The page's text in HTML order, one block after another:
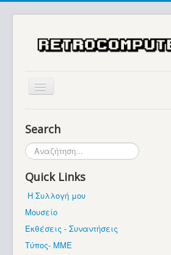
Μουσείο
Search
Αναζήτηση...
Quick Links
Η Συλλογή μου
Μουσείο
Εκθέσεις - Συναντήσεις
Τύπος- ΜΜΕ